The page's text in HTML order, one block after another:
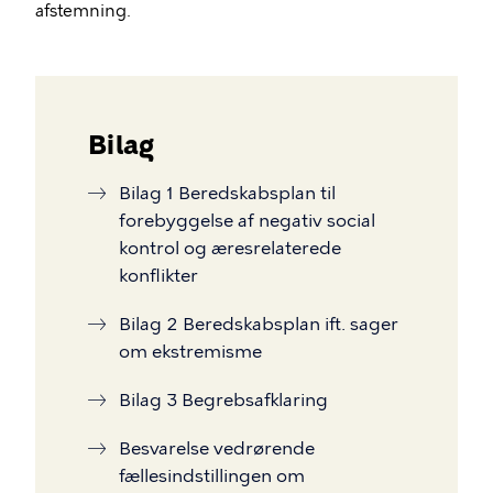
afstemning.
Bilag
Bilag 1 Beredskabsplan til
forebyggelse af negativ social
kontrol og æresrelaterede
konflikter
Bilag 2 Beredskabsplan ift. sager
om ekstremisme
Bilag 3 Begrebsafklaring
Besvarelse vedrørende
fællesindstillingen om